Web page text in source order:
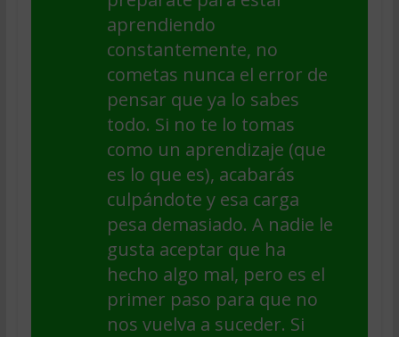
aprendiendo
constantemente, no
cometas nunca el error de
pensar que ya lo sabes
todo. Si no te lo tomas
como un aprendizaje (que
es lo que es), acabarás
culpándote y esa carga
pesa demasiado. A nadie le
gusta aceptar que ha
hecho algo mal, pero es el
primer paso para que no
nos vuelva a suceder. Si